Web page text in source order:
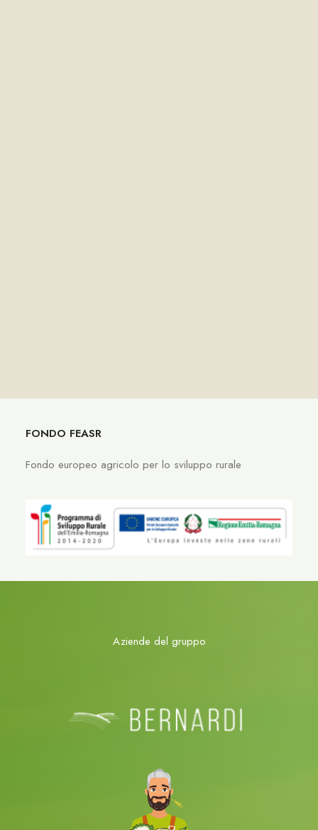
FONDO FEASR
Fondo europeo agricolo per lo sviluppo rurale
Aziende del gruppo